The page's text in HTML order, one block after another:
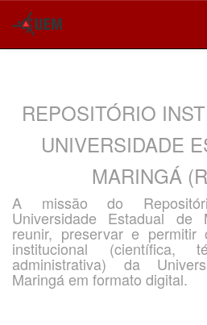
REPOSITÓRIO
UNIVERSIDADE
MARINGÁ
A missão do
Universidade Estadual de
reunir, preservar e
institucional (científica,
administrativa) da
Maringá em formato digital.